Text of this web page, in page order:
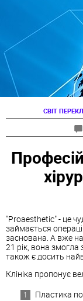
СВІТ
"Proaesthetic" - це
займається
заснована. А вже
21 рік, вона
також є досить
Клініка пропонує
Пластика